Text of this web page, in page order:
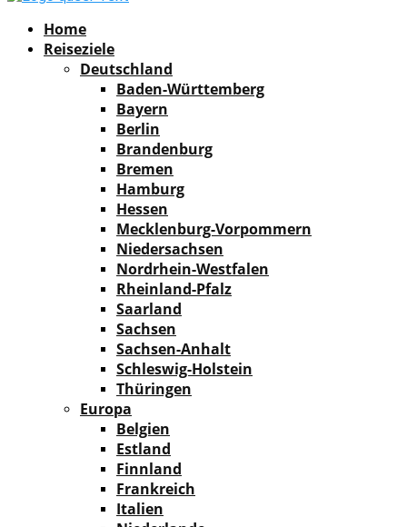
Home
Reiseziele
Deutschland
Baden-Württemberg
Bayern
Berlin
Brandenburg
Bremen
Hamburg
Hessen
Mecklenburg-Vorpommern
Niedersachsen
Nordrhein-Westfalen
Rheinland-Pfalz
Saarland
Sachsen
Sachsen-Anhalt
Schleswig-Holstein
Thüringen
Europa
Belgien
Estland
Finnland
Frankreich
Italien